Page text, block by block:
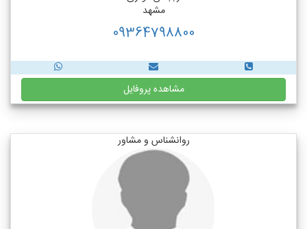
مشهد
09364798800
مشاهده پروفایل
روانشناس و مشاور